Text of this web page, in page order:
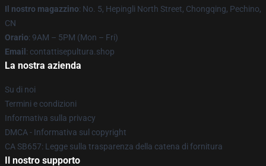
Il nostro magazzino: No. 5, Hepingli North Street, Chongqing, Pechino,
CN
Orario: 9AM – 5PM (Mon – Fri)
Email : contattisepultura.shop
La nostra azienda
Su di noi
Termini e condizioni
Informativa sulla privacy
DMCA - Informativa sul copyright
CA SB657: Legge sulla trasparenza della catena di fornitura
Il nostro supporto